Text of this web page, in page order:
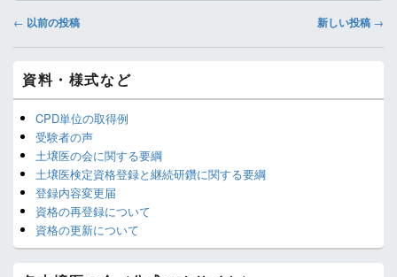
投
ビ
ゲ
ー
シ
ョ
ン
← 以前の投稿 新しい投稿 →
イ
ン
サ
イ
ー
ウ
ィ
ジ
ェ
資料・様式など
CPD単位の取得例
受験者の声
土壌医の会に関する要綱
土壌医検定資格登録と継続研鑽に関する要綱
登録内容変更届
資格の再登録について
資格の更新について